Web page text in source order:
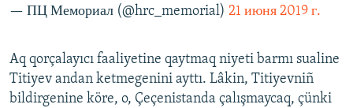
— ПЦ Мемориал (@hrc_memorial) 21 июня 2019 г.
Aq qorçalayıcı faaliyetine qaytmaq niyeti barmı sualine
Titiyev andan ketmegenini ayttı. Lâkin, Titiyevniñ
bildirgenine köre, o, Çeçenistanda çalışmaycaq, çünki